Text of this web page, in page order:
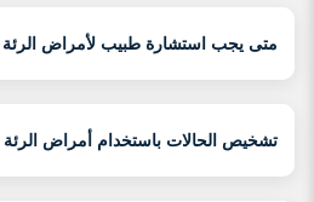
متى يجب استشارة طبيب لأمراض الرئة
تشخيص الحالات باستخدام أمراض الرئة